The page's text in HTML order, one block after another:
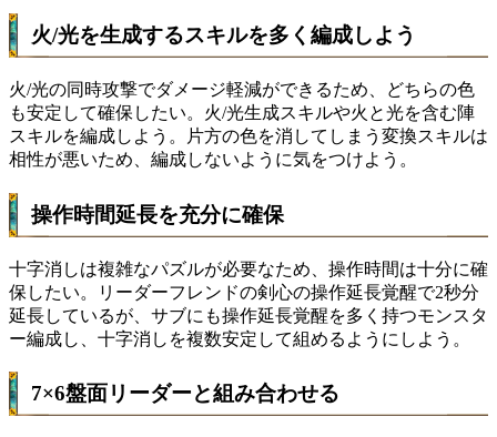
火/光を生成するスキルを多く編成しよう
火/光の同時攻撃でダメージ軽減ができるため、どちらの色
も安定して確保したい。火/光生成スキルや火と光を含む陣
スキルを編成しよう。片方の色を消してしまう変換スキルは
相性が悪いため、編成しないように気をつけよう。
操作時間延長を充分に確保
十字消しは複雑なパズルが必要なため、操作時間は十分に確
保したい。リーダーフレンドの剣心の操作延長覚醒で2秒分
延長しているが、サブにも操作延長覚醒を多く持つモンスタ
ー編成し、十字消しを複数安定して組めるようにしよう。
7×6盤面リーダーと組み合わせる